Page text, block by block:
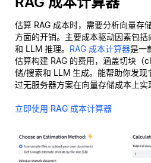
估算 RAG 成本时，需要分析向量存
方面的开销。主要成本驱动因素包
和 LLM 推理。 RAG 成本计算器是一
估算构建 RAG 的费用，涵盖切块（
储/搜索和 LLM 生成。能帮助你发现
过无服务器方案在向量存储成本上实
立即使用 RAG 成本计算器